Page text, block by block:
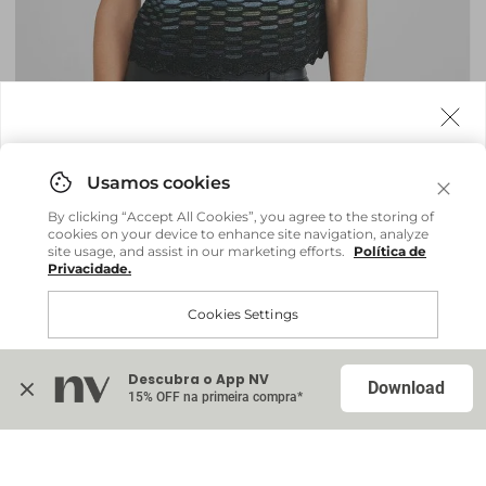
Blusa Polo Tricot Geovana - Multicolors
R$ 628,60
Descubra o App NV
15% OFF na primeira compra* Download
em sua casa, não importa onde você estiver.
Comprar no site internacional
Internacional
By clicking “Accept All Cookies”, you agree to the storing of
cookies on your device to enhance site navigation, analyze
site usage, and assist in our marketing efforts.
Política de
Privacidade.
Cookies Settings
Accept All Cookies